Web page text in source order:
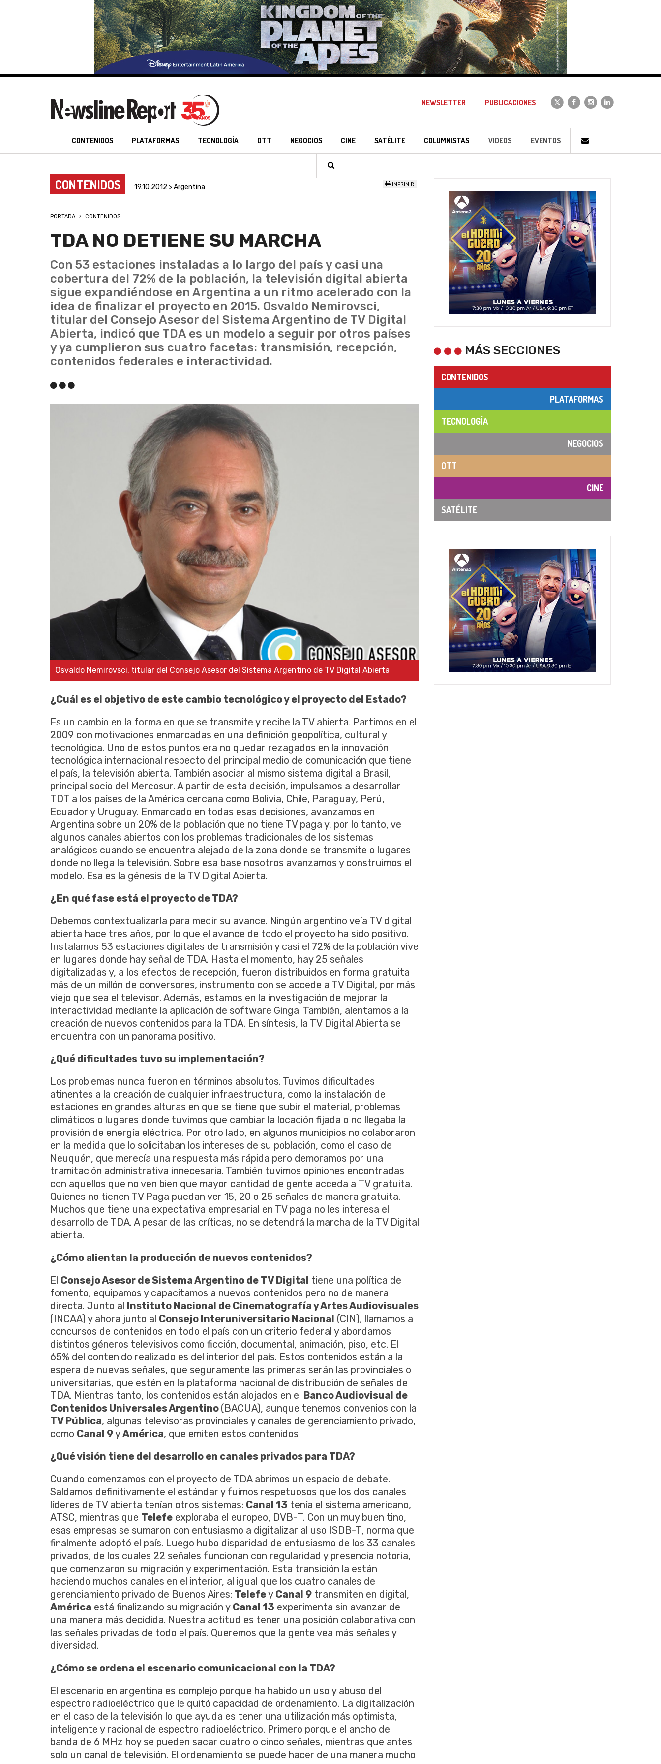
NEWSLETTER PUBLICACIONES
CONTENIDOS PLATAFORMAS TECNOLOGÍA OTT NEGOCIOS CINE SATÉLITE COLUMNISTAS VIDEOS EVENTOS
CONTENIDOS 19.10.2012 > Argentina IMPRIMIR
PORTADA CONTENIDOS
TDA NO DETIENE SU MARCHA
Con 53 estaciones instaladas a lo largo del país y casi una
cobertura del 72% de la población, la televisión digital abierta
sigue expandiéndose en Argentina a un ritmo acelerado con la
idea de finalizar el proyecto en 2015. Osvaldo Nemirovsci,
titular del Consejo Asesor del Sistema Argentino de TV Digital
Abierta, indicó que TDA es un modelo a seguir por otros países
y ya cumplieron sus cuatro facetas: transmisión, recepción,
contenidos federales e interactividad.
Osvaldo Nemirovsci, titular del Consejo Asesor del Sistema Argentino de TV Digital Abierta
¿Cuál es el objetivo de este cambio tecnológico y el proyecto del Estado?
Es un cambio en la forma en que se transmite y recibe la TV abierta. Partimos en el
2009 con motivaciones enmarcadas en una definición geopolítica, cultural y
tecnológica. Uno de estos puntos era no quedar rezagados en la innovación
tecnológica internacional respecto del principal medio de comunicación que tiene
el país, la televisión abierta. También asociar al mismo sistema digital a Brasil,
principal socio del Mercosur. A partir de esta decisión, impulsamos a desarrollar
TDT a los países de la América cercana como Bolivia, Chile, Paraguay, Perú,
Ecuador y Uruguay. Enmarcado en todas esas decisiones, avanzamos en
Argentina sobre un 20% de la población que no tiene TV paga y, por lo tanto, ve
algunos canales abiertos con los problemas tradicionales de los sistemas
analógicos cuando se encuentra alejado de la zona donde se transmite o lugares
donde no llega la televisión. Sobre esa base nosotros avanzamos y construimos el
modelo. Esa es la génesis de la TV Digital Abierta.
¿En qué fase está el proyecto de TDA?
Debemos contextualizarla para medir su avance. Ningún argentino veía TV digital
abierta hace tres años, por lo que el avance de todo el proyecto ha sido positivo.
Instalamos 53 estaciones digitales de transmisión y casi el 72% de la población vive
en lugares donde hay señal de TDA. Hasta el momento, hay 25 señales
digitalizadas y, a los efectos de recepción, fueron distribuidos en forma gratuita
más de un millón de conversores, instrumento con se accede a TV Digital, por más
viejo que sea el televisor. Además, estamos en la investigación de mejorar la
interactividad mediante la aplicación de software Ginga. También, alentamos a la
creación de nuevos contenidos para la TDA. En síntesis, la TV Digital Abierta se
encuentra con un panorama positivo.
¿Qué dificultades tuvo su implementación?
Los problemas nunca fueron en términos absolutos. Tuvimos dificultades
atinentes a la creación de cualquier infraestructura, como la instalación de
estaciones en grandes alturas en que se tiene que subir el material, problemas
climáticos o lugares donde tuvimos que cambiar la locación fijada o no llegaba la
provisión de energía eléctrica. Por otro lado, en algunos municipios no colaboraron
en la medida que lo solicitaban los intereses de su población, como el caso de
Neuquén, que merecía una respuesta más rápida pero demoramos por una
tramitación administrativa innecesaria. También tuvimos opiniones encontradas
con aquellos que no ven bien que mayor cantidad de gente acceda a TV gratuita.
Quienes no tienen TV Paga puedan ver 15, 20 o 25 señales de manera gratuita.
Muchos que tiene una expectativa empresarial en TV paga no les interesa el
desarrollo de TDA. A pesar de las críticas, no se detendrá la marcha de la TV Digital
abierta.
¿Cómo alientan la producción de nuevos contenidos?
El Consejo Asesor de Sistema Argentino de TV Digital tiene una política de
fomento, equipamos y capacitamos a nuevos contenidos pero no de manera
directa. Junto al Instituto Nacional de Cinematografía y Artes Audiovisuales
(INCAA) y ahora junto al Consejo Interuniversitario Nacional (CIN), llamamos a
concursos de contenidos en todo el país con un criterio federal y abordamos
distintos géneros televisivos como ficción, documental, animación, piso, etc. El
65% del contenido realizado es del interior del país. Estos contenidos están a la
espera de nuevas señales, que seguramente las primeras serán las provinciales o
universitarias, que estén en la plataforma nacional de distribución de señales de
TDA. Mientras tanto, los contenidos están alojados en el Banco Audiovisual de
Contenidos Universales Argentino (BACUA), aunque tenemos convenios con la
TV Pública, algunas televisoras provinciales y canales de gerenciamiento privado,
como Canal 9yAmérica, que emiten estos contenidos
¿Qué visión tiene del desarrollo en canales privados para TDA?
Cuando comenzamos con el proyecto de TDA abrimos un espacio de debate.
Saldamos definitivamente el estándar y fuimos respetuosos que los dos canales
líderes de TV abierta tenían otros sistemas: Canal 13 tenía el sistema americano,
ATSC, mientras que Telefe exploraba el europeo, DVB-T. Con un muy buen tino,
esas empresas se sumaron con entusiasmo a digitalizar al uso ISDB-T, norma que
finalmente adoptó el país. Luego hubo disparidad de entusiasmo de los 33 canales
privados, de los cuales 22 señales funcionan con regularidad y presencia notoria,
que comenzaron su migración y experimentación. Esta transición la están
haciendo muchos canales en el interior, al igual que los cuatro canales de
gerenciamiento privado de Buenos Aires: Telefey Canal 9 transmiten en digital,
América está finalizando su migración y Canal 13 experimenta sin avanzar de
una manera más decidida. Nuestra actitud es tener una posición colaborativa con
las señales privadas de todo el país. Queremos que la gente vea más señales y
diversidad.
¿Cómo se ordena el escenario comunicacional con la TDA?
El escenario en argentina es complejo porque ha habido un uso y abuso del
espectro radioeléctrico que le quitó capacidad de ordenamiento. La digitalización
en el caso de la televisión lo que ayuda es tener una utilización más optimista,
inteligente y racional de espectro radioeléctrico. Primero porque el ancho de
banda de 6 MHz hoy se pueden sacar cuatro o cinco señales, mientras que antes
solo un canal de televisión. El ordenamiento se puede hacer de una manera mucho
MÁS SECCIONES
CONTENIDOS
PLATAFORMAS
TECNOLOGÍA
NEGOCIOS
OTT
CINE
SATÉLITE